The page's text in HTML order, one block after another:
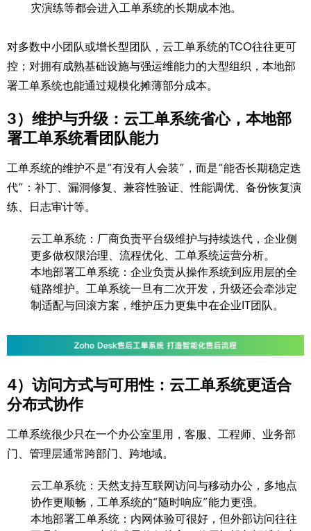
灾演练等都会进入工单系统的长期成本池。
对多数中小团队或增长型团队，云工单系统的TCO往往更可
控；对拥有成熟基础设施与强运维能力的大型组织，本地部
署工单系统也能通过规模化摊薄部分成本。
3）维护与升级：云工单系统省心，本地部
署工单系统看团队能力
工单系统的维护不是“有没有人会装”，而是“能否长期稳定迭
代”：补丁、漏洞修复、兼容性验证、性能调优、备份恢复演
练、日志审计等。
云工单系统：厂商负责平台级维护与持续迭代，企业侧
更多做权限治理、流程优化、工单系统运营分析。
本地部署工单系统：企业负责从操作系统到应用层的全
链路维护。工单系统一旦有二次开发，升级还会牵涉定
制适配与回滚方案，维护压力更集中在企业IT团队。
4）访问方式与可用性：云工单系统更适合
分布式协作
工单系统很少只在一个办公室里用，客服、工程师、业务部
门、管理层通常跨部门、跨地域。
云工单系统：天然支持互联网访问与移动办公，多地点
协作更顺畅，工单系统的“随时响应”能力更强。
本地部署工单系统：内网体验可很好，但外部访问往往